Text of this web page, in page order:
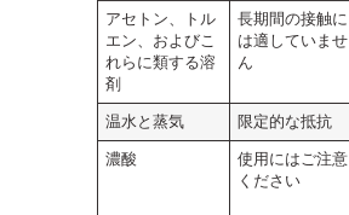
アセトン、トル
エン、およびこ
れらに類する溶
剤
長期間の接触に
は適していませ
ん
温水と蒸気 限定的な抵抗
濃酸
使用にはご注意
ください